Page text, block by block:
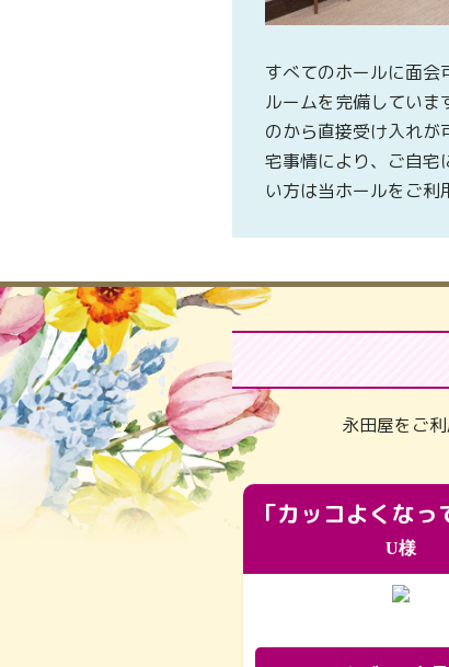
すべてのホールに面会
ルームを完備していま
のから直接受け入れが
宅事情により、ご自宅
い方は当ホールをご利
永田屋をご
U様